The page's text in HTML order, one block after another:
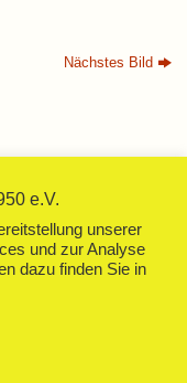
Nächstes Bild
e.V.
unserer
und zur Analyse
dazu finden Sie in